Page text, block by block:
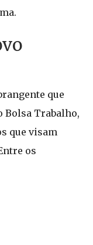
que
Trabalho,
que visam
os